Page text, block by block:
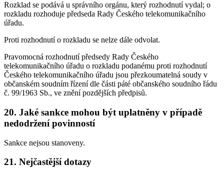
Rozklad se podává u správního orgánu, který rozhodnutí vydal; o
rozkladu rozhoduje předseda Rady Českého telekomunikačního
úřadu.
Proti rozhodnutí o rozkladu se nelze dále odvolat.
Pravomocná rozhodnutí předsedy Rady Českého
telekomunikačního úřadu o rozkladu podanému proti rozhodnutí
Českého telekomunikačního úřadu jsou přezkoumatelná soudy v
občanském soudním řízení dle části páté občanského soudního řádu
č. 99/1963 Sb., ve znění pozdějších předpisů.
20. Jaké sankce mohou být uplatněny v případě
nedodržení povinností
Sankce nejsou stanoveny.
21. Nejčastější dotazy